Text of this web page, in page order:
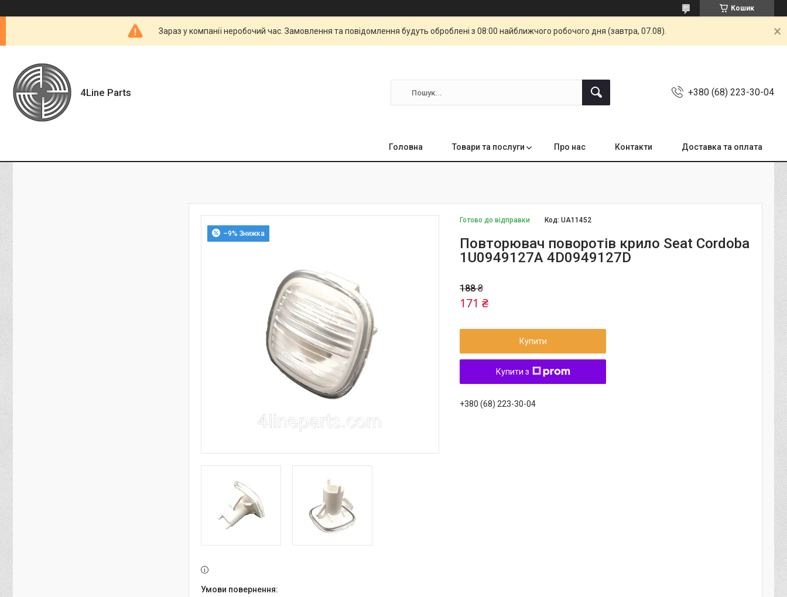
Кошик
Зараз у компанії неробочий час. Замовлення та повідомлення будуть оброблені з 08:00 найближчого робочого дня (завтра, 07.08).
4Line Parts +380 (68) 223-30-04
Головна Товари та послуги Про нас Контакти Доставка та оплата
–9%
Готово до відправки Код:UA11452
Повторювач поворотів крило Seat Cordoba
1U0949127A 4D0949127D
188 ₴
171 ₴
Купити
Купити з
+380 (68) 223-30-04